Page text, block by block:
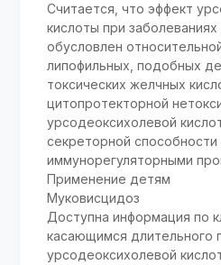
Считается, что эффект
кислоты при
обусловлен
липофильных, подобных
токсических желчных
цитопротекторной
урсодеоксихолевой
секреторной способности
иммунорегуляторными
Применение детям
Муковисцидоз
Доступна информация по
касающимся длительного
урсодеоксихолевой